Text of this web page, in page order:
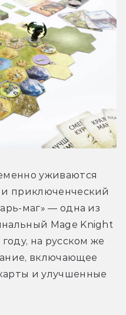
уживаются
и приключенческий
маг» — одна из
Mage Knight
на русском же
включающее
и улучшенные